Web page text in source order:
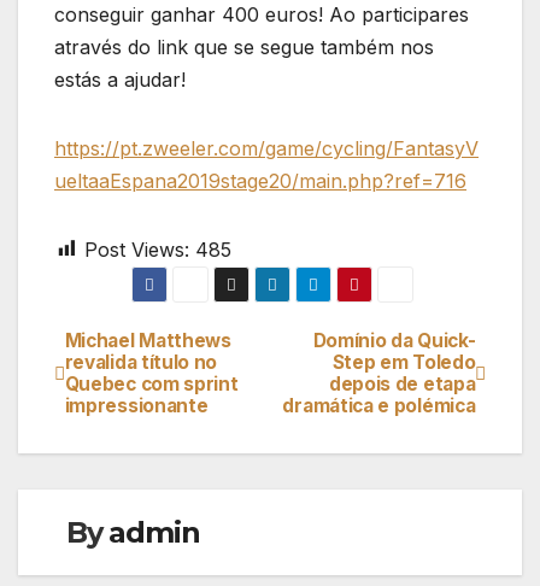
conseguir ganhar 400 euros! Ao participares
através do link que se segue também nos
estás a ajudar!
https://pt.zweeler.com/game/cycling/FantasyV
ueltaaEspana2019stage20/main.php?ref=716
Post Views: 485
Navegação
de
artigos
Domínio da Quick-
Step em Toledo
depois de etapa
dramática e polémica
Michael Matthews
revalida título no
Quebec com sprint
impressionante
Byadmin